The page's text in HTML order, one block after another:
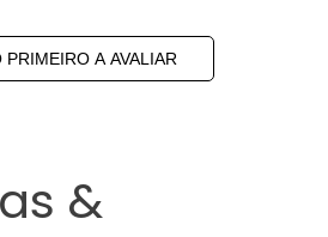
PRIMEIRO A AVALIAR
&